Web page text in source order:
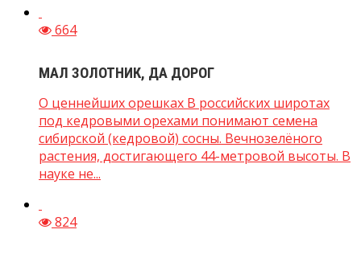
664
МАЛ ЗОЛОТНИК, ДА ДОРОГ
О ценнейших орешках В российских широтах
под кедровыми орехами понимают семена
сибирской (кедровой) сосны. Вечнозелёного
растения, достигающего 44-метровой высоты. В
науке не...
824